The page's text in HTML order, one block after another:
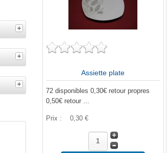
Assiette plate
72 disponibles 0,30€ retour propres
0,50€ retour ...
Prix : 0,30 €